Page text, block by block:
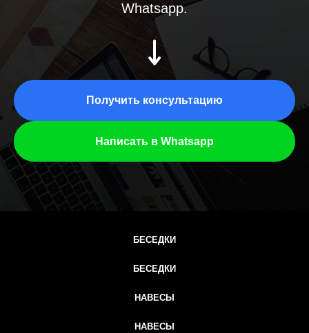
Whatsapp.
Получить консультацию
Написать в Whatsapp
БЕСЕДКИ
БЕСЕДКИ
НАВЕСЫ
НАВЕСЫ